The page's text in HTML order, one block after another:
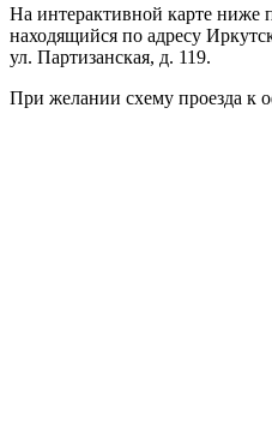
На интерактивной карте ниже
находящийся по адресу
ул. Партизанская, д. 119.
При желании схему проезда к